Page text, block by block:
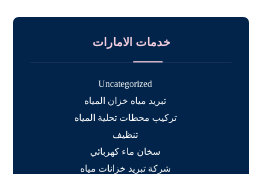
خدمات الامارات
Uncategorized
تبريد مياه خزان المياه
تركيب محطات تحلية المياه
تنظيف
سخان ماء كهربائي
شركة تبريد خزانات مياه